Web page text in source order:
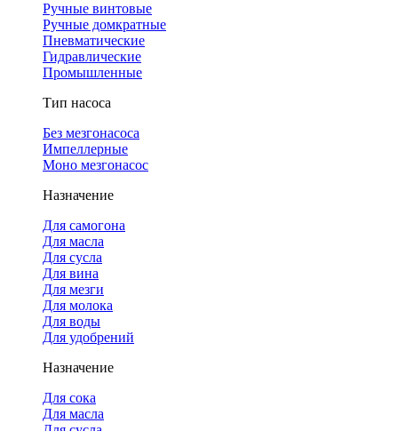
Ручные винтовые
Ручные домкратные
Пневматические
Гидравлические
Промышленные
Тип насоса
Без мезгонасоса
Импеллерные
Моно мезгонасос
Назначение
Для самогона
Для масла
Для сусла
Для вина
Для мезги
Для молока
Для воды
Для удобрений
Назначение
Для сока
Для масла